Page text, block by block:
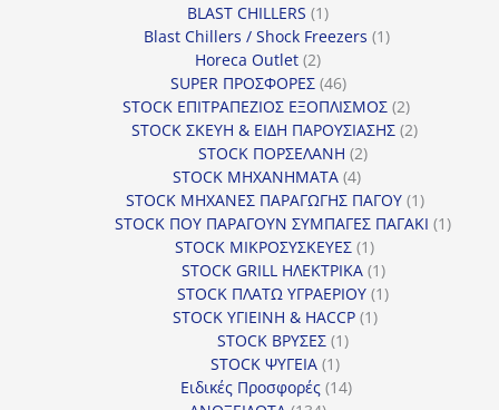
BLAST CHILLERS 11
προϊόν
Blast Chillers / Shock Freezers 11
Horeca Outlet 22
προϊόντα
SUPER ΠΡΟΣΦΟΡΕΣ 4646
προϊόντα
STOCK ΕΠΙΤΡΑΠΕΖΙΟΣ ΕΞΟΠΛΙΣΜΟΣ 22
προϊόντα
STOCK ΣΚΕΥΗ & ΕΙΔΗ ΠΑΡΟΥΣΙΑΣΗΣ 22
STOCK ΠΟΡΣΕΛΑΝΗ 22
STOCK ΜΗΧΑΝΗΜΑΤΑ 44
προϊόντα
STOCK ΜΗΧΑΝΕΣ ΠΑΡΑΓΩΓΗΣ ΠΑΓΟΥ 11
προϊόν
STOCK ΠΟΥ ΠΑΡΑΓΟΥΝ ΣΥΜΠΑΓΕΣ ΠΑΓΑΚΙ 11
STOCK ΜΙΚΡΟΣΥΣΚΕΥΕΣ 11
προϊόν
STOCK GRILL ΗΛΕΚΤΡΙΚΑ 11
προϊόν
STOCK ΠΛΑΤΩ ΥΓΡΑΕΡΙΟΥ 11
STOCK ΥΓΙΕΙΝΗ & HACCP 11
STOCK ΒΡΥΣΕΣ 11
STOCK ΨΥΓΕΙΑ 11
προϊόν
Ειδικές Προσφορές 1414